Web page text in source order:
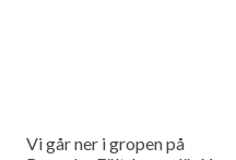
Vi går ner i gropen på